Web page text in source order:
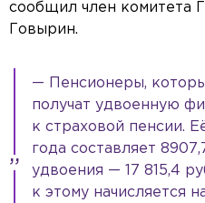
сообщил член комитета
Говырин.
— Пенсионеры,
получат удвоенную
к страховой пенсии.
года составляет
удвоения — 17 815,4
к этому начисляется